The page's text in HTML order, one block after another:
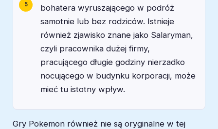
bohatera wyruszającego w podróż
samotnie lub bez rodziców. Istnieje
również zjawisko znane jako Salaryman,
czyli pracownika dużej firmy,
pracującego długie godziny nierzadko
nocującego w budynku korporacji, może
mieć tu istotny wpływ.
Gry Pokemon również nie są oryginalne w tej